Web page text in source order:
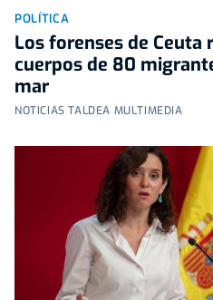
POLÍTICA
Los forenses de Ceuta
cuerpos de 80
mar
NOTICIAS TALDEA MULTIMEDIA